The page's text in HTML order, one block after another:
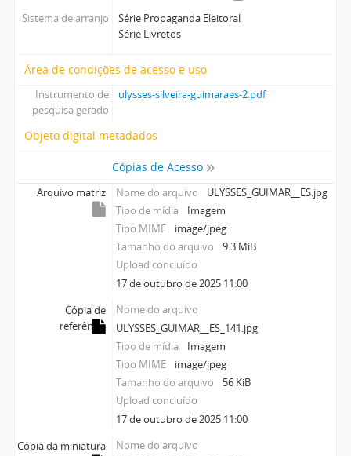
Sistema de arranjo
Série Propaganda Eleitoral
Série Livretos
Área de condições de acesso e uso
Instrumento de
pesquisa gerado
ulysses-silveira-guimaraes-2.pdf
Objeto digital metadados
Cópias de Acesso
Arquivo matriz Nome do arquivo
ULYSSES_GUIMAR__ES.jpg
Tipo de mídia
Imagem
Tipo MIME
image/jpeg
Tamanho do arquivo
9.3 MiB
Upload concluído
17 de outubro de 2025 11:00
Cópia de
referência
Nome do arquivo
ULYSSES_GUIMAR__ES_141.jpg
Tipo de mídia
Imagem
Tipo MIME
image/jpeg
Tamanho do arquivo
56 KiB
Upload concluído
17 de outubro de 2025 11:00
Cópia da miniatura
Nome do arquivo